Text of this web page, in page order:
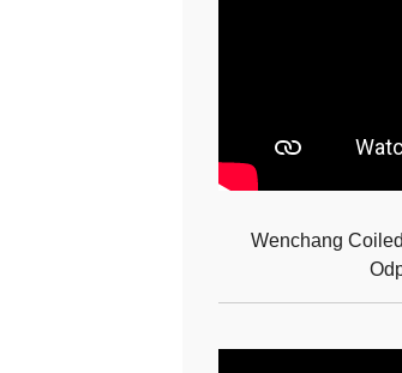
Wenchang